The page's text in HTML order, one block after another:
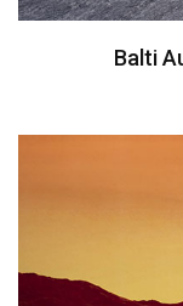
Balti